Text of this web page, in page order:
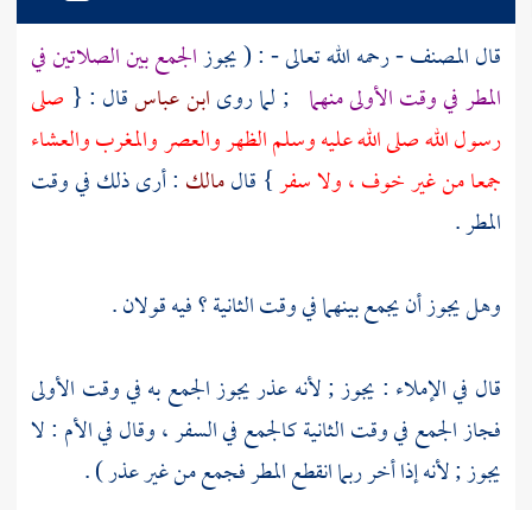
قالالمصنف- رحمه الله تعالى - : ( يجوزالجمع بين الصلاتين في
المطر في وقت الأولى منهما ; لما روىابن عباسقال : { صلى
رسول الله صلى الله عليه وسلم الظهر والعصر والمغرب والعشاء
جمعا من غير خوف ، ولا سفر} قالمالك : أرى ذلك في وقت
المطر .
وهل يجوز أن يجمع بينهما في وقت الثانية ؟ فيه قولان .
قال في الإملاء : يجوز ; لأنه عذر يجوز الجمع به في وقت الأولى
فجاز الجمع في وقت الثانية كالجمع في السفر ، وقال في الأم : لا
يجوز ; لأنه إذا أخر ربما انقطع المطر فجمع من غير عذر ) .